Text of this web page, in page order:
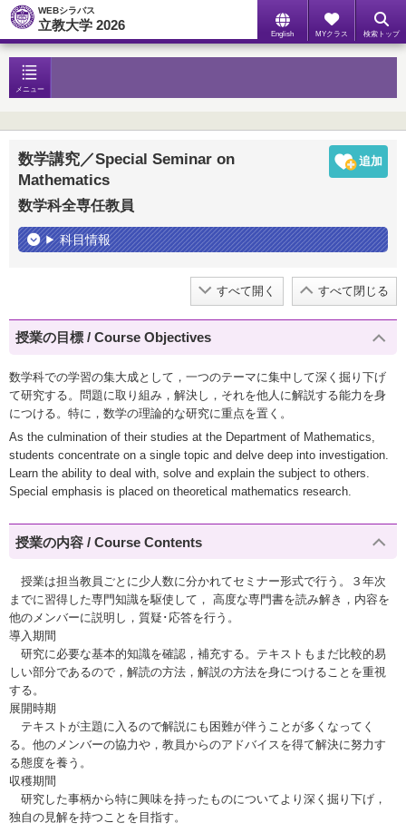
WEBシラバス
立教大学 2026
English MYクラス 検索トップ
メニュー
数学講究／Special Seminar on
Mathematics
数学科全専任教員
科目情報
すべて開く すべて閉じる
授業の目標 / Course Objectives
数学科での学習の集大成として，一つのテーマに集中して深く掘り下げ
て研究する。問題に取り組み，解決し，それを他人に解説する能力を身
につける。特に，数学の理論的な研究に重点を置く。
As the culmination of their studies at the Department of Mathematics,
students concentrate on a single topic and delve deep into investigation.
Learn the ability to deal with, solve and explain the subject to others.
Special emphasis is placed on theoretical mathematics research.
授業の内容 / Course Contents
授業は担当教員ごとに少人数に分かれてセミナー形式で行う。３年次
までに習得した専門知識を駆使して， 高度な専門書を読み解き，内容を
他のメンバーに説明し，質疑･応答を行う。
導入期間
研究に必要な基本的知識を確認，補充する。テキストもまだ比較的易
しい部分であるので，解読の方法，解説の方法を身につけることを重視
する。
展開時期
テキストが主題に入るので解説にも困難が伴うことが多くなってく
る。他のメンバーの協力や，教員からのアドバイスを得て解決に努力す
る態度を養う。
収穫期間
研究した事柄から特に興味を持ったものについてより深く掘り下げ，
独自の見解を持つことを目指す。